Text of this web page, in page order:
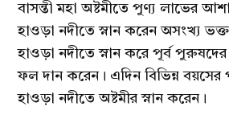
বাসন্তী মহা অষ্টমীতে পুণ্য লাভের
হাওড়া নদীতে স্নান করেন অসংখ্য
হাওড়া নদীতে স্নান করে পূর্ব
ফল দান করেন। এদিন বিভিন্ন বয়সের
হাওড়া নদীতে অষ্টমীর স্নান করেন।